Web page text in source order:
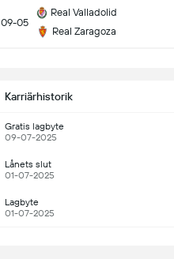
09-05
Real Valladolid
Real Zaragoza
Karriärhistorik
Gratis lagbyte
09-07-2025
Lånets slut
01-07-2025
Lagbyte
01-07-2025